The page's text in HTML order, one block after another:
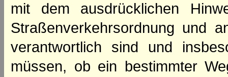
mit dem ausdrücklichen
Straßenverkehrsordnung und
verantwortlich sind und
müssen, ob ein bestimmter